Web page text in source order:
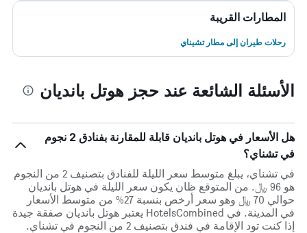
المطارات القريبة
رحلات طيران إلى مطار تشيناي
الأسئلة الشائعة عند حجز هوتل بانديان
هل الأسعار في هوتل بانديان قابلة للمقارنة بفنادق 2 نجوم
في تشناي؟
في تشناي، يبلغ متوسط ​​سعر الليلة للفنادق بتصنيف 2 من النجوم
هو 96 ﷼. من المتوقع ظان يكون سعر الليلة في هوتل بانديان
حوالي 70 ﷼ وهو سعر أرخص بنسبة 27% من متوسط الأسعار
في المدينة. في HotelsCombined يعتبر هوتل بانديان صفقة جيدة
إذا كنت تود الإقامة في فندق بتصنيف 2 من النجوم في تشناي.